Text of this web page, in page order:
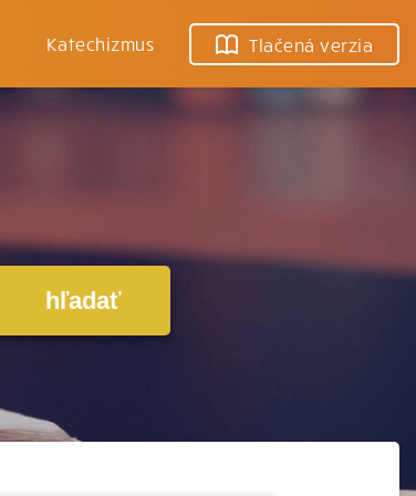
Katechizmus Tlačená verzia
hľadať